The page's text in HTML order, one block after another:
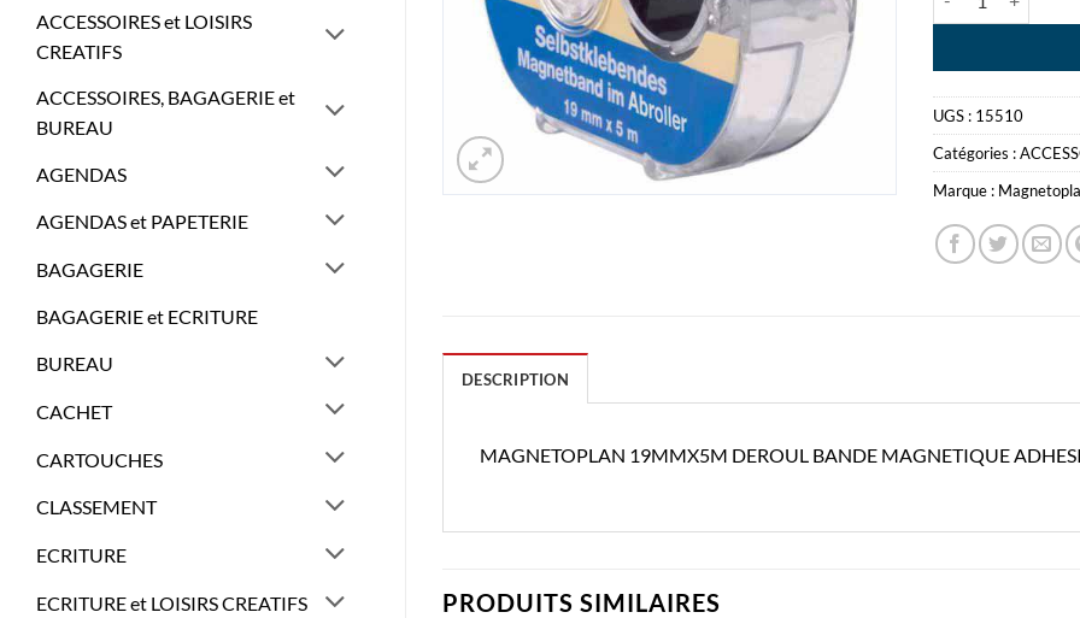
ACCESSOIRES et LOISIRS
CREATIFS
ACCESSOIRES, BAGAGERIE et
BUREAU
AGENDAS
AGENDAS et PAPETERIE
BAGAGERIE
BAGAGERIE et ECRITURE
BUREAU
CACHET
CARTOUCHES
CLASSEMENT
ECRITURE
ECRITURE et LOISIRS CREATIFS
UGS : 15510
Catégories :
Marque :
DESCRIPTION
MAGNETOPLAN 19MMX5M DEROUL BANDE MAGNETIQUE
PRODUITS SIMILAIRES